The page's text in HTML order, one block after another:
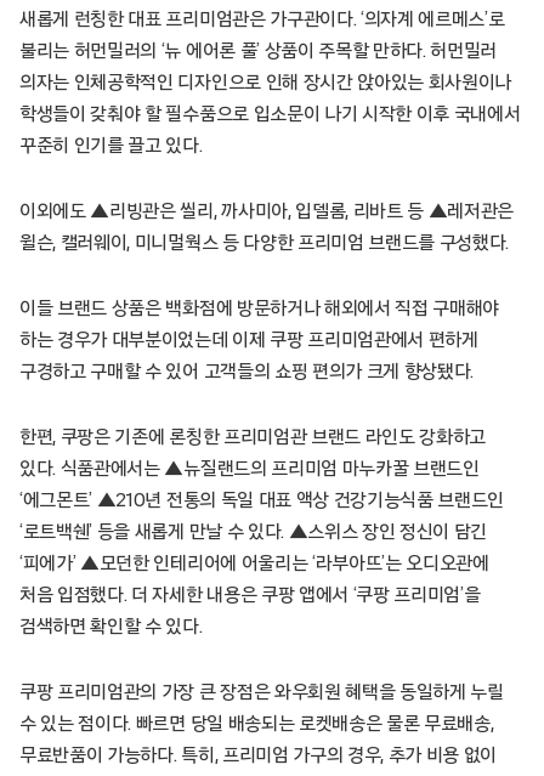
새롭게 런칭한 대표 프리미엄관은 가구관이다. ‘의자계 에르메스’로
불리는 허먼밀러의 ‘뉴 에어론 풀’ 상품이 주목할 만하다. 허먼밀러
의자는 인체공학적인 디자인으로 인해 장시간 앉아있는 회사원이나
학생들이 갖춰야 할 필수품으로 입소문이 나기 시작한 이후 국내에서
꾸준히 인기를 끌고 있다.
이외에도 ▲리빙관은 씰리, 까사미아, 입델롬, 리바트 등 ▲레저관은
윌슨, 캘러웨이, 미니멀웍스 등 다양한 프리미엄 브랜드를 구성했다.
이들 브랜드 상품은 백화점에 방문하거나 해외에서 직접 구매해야
하는 경우가 대부분이었는데 이제 쿠팡 프리미엄관에서 편하게
구경하고 구매할 수 있어 고객들의 쇼핑 편의가 크게 향상됐다.
한편, 쿠팡은 기존에 론칭한 프리미엄관 브랜드 라인도 강화하고
있다. 식품관에서는 ▲뉴질랜드의 프리미엄 마누카꿀 브랜드인
‘에그몬트’ ▲210년 전통의 독일 대표 액상 건강기능식품 브랜드인
‘로트백쉔’ 등을 새롭게 만날 수 있다. ▲스위스 장인 정신이 담긴
‘피에가’ ▲모던한 인테리어에 어울리는 ‘라부아뜨’는 오디오관에
처음 입점했다. 더 자세한 내용은 쿠팡 앱에서 ‘쿠팡 프리미엄’을
검색하면 확인할 수 있다.
쿠팡 프리미엄관의 가장 큰 장점은 와우회원 혜택을 동일하게 누릴
수 있는 점이다. 빠르면 당일 배송되는 로켓배송은 물론 무료배송,
무료반품이 가능하다. 특히, 프리미엄 가구의 경우, 추가 비용 없이